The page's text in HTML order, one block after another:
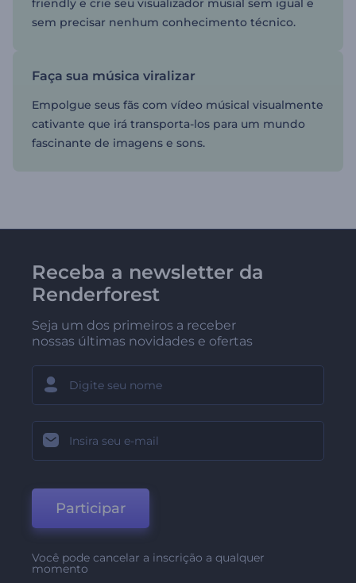
friendly e crie seu visualizador musial sem igual e
sem precisar nenhum conhecimento técnico.
Faça sua música viralizar
Empolgue seus fãs com vídeo músical visualmente
cativante que irá transporta-los para um mundo
fascinante de imagens e sons.
Receba a newsletter da
Renderforest
Seja um dos primeiros a receber
nossas últimas novidades e ofertas
Participar
Você pode cancelar a inscrição a qualquer
momento